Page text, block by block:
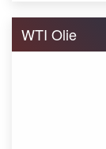
WTI Olie